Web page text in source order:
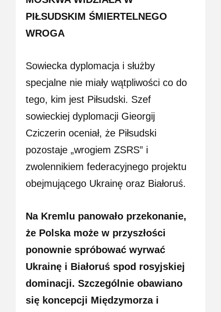
PIŁSUDSKIM ŚMIERTELNEGO
WROGA
Sowiecka dyplomacja i służby
specjalne nie miały wątpliwości co do
tego, kim jest Piłsudski. Szef
sowieckiej dyplomacji Gieorgij
Cziczerin oceniał, że Piłsudski
pozostaje „wrogiem ZSRS” i
zwolennikiem federacyjnego projektu
obejmującego Ukrainę oraz Białoruś.
Na Kremlu panowało przekonanie,
że Polska może w przyszłości
ponownie spróbować wyrwać
Ukrainę i Białoruś spod rosyjskiej
dominacji. Szczególnie obawiano
się koncepcji Międzymorza i